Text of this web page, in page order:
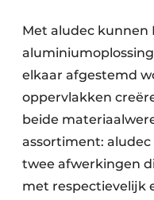
Met aludec kunnen
elkaar afgestemd
oppervlakken
beide
assortiment: aludec
twee afwerkingen
met respectievelijk